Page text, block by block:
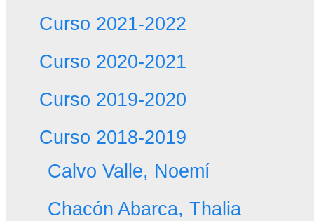
Curso 2021-2022
Curso 2020-2021
Curso 2019-2020
Curso 2018-2019
Calvo Valle, Noemí
Chacón Abarca, Thalia